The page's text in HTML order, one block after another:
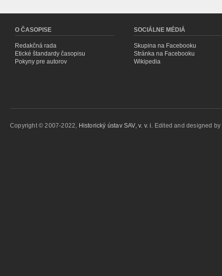
O ČASOPISE
Redakčná rada
Etické štandardy časopisu
Pokyny pre autorov
SOCIÁLNE MÉDIÁ
Skupina na Facebooku
Stránka na Facebooku
Wikipedia
Copyright © 2007-2022, Historický ústav SAV, v. v. i. Edited and designed by